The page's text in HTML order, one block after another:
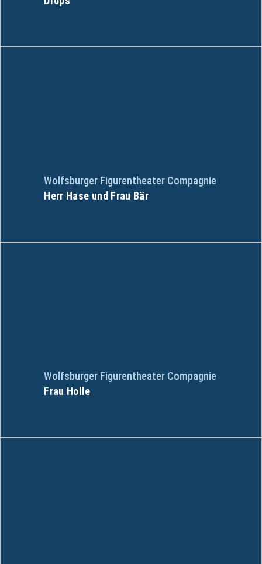
Wolfsburger Figurentheater Compagnie
Herr Hase und Frau Bär
Wolfsburger Figurentheater Compagnie
Frau Holle